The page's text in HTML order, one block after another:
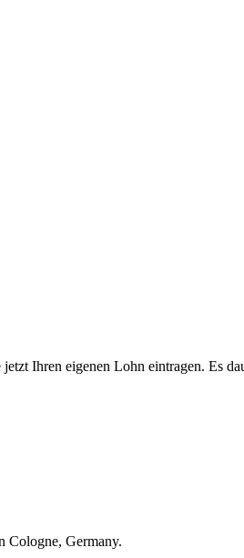
Ihren eigenen Lohn eintragen. Es
Cologne, Germany.